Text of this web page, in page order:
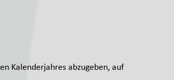
Kalenderjahres abzugeben, auf